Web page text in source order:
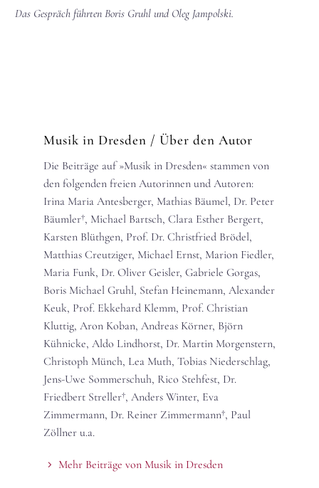
Das Gespräch führten Boris Gruhl und Oleg Jampolski.
Musik in Dresden / Über den Autor
Die Beiträge auf »Musik in Dresden« stammen von
den folgenden freien Autorinnen und Autoren:
Irina Maria Antesberger, Mathias Bäumel, Dr. Peter
Bäumler†, Michael Bartsch, Clara Esther Bergert,
Karsten Blüthgen, Prof. Dr. Christfried Brödel,
Matthias Creutziger, Michael Ernst, Marion Fiedler,
Maria Funk, Dr. Oliver Geisler, Gabriele Gorgas,
Boris Michael Gruhl, Stefan Heinemann, Alexander
Keuk, Prof. Ekkehard Klemm, Prof. Christian
Kluttig, Aron Koban, Andreas Körner, Björn
Kühnicke, Aldo Lindhorst, Dr. Martin Morgenstern,
Christoph Münch, Lea Muth, Tobias Niederschlag,
Jens-Uwe Sommerschuh, Rico Stehfest, Dr.
Friedbert Streller†, Anders Winter, Eva
Zimmermann, Dr. Reiner Zimmermann†, Paul
Zöllner u.a.
Mehr Beiträge von Musik in Dresden